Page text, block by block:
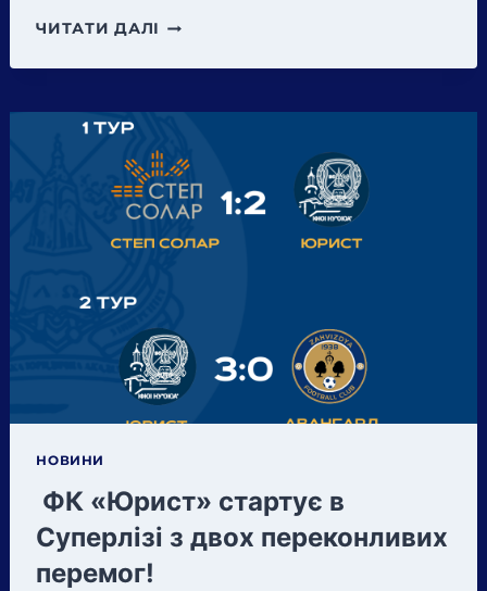
ЧИТАТИ ДАЛІ ІВАНО-
ІНСТИТУТ
АКАДЕМІЯ»
СТАВ
СПІВОРГАНІЗАТОРОМ
ТА
ПАРТНЕРОМ
КОНФЕРЕНЦІЇ
«СУЧАСНІ
ПРОБЛЕМИ
ЗАБЕЗПЕЧЕННЯ
В
ГЛОБАЛІЗОВАНОМУ
СВІТІ».
НОВИНИ
ФК «Юрист» стартує в
Суперлізі з двох переконливих
перемог!